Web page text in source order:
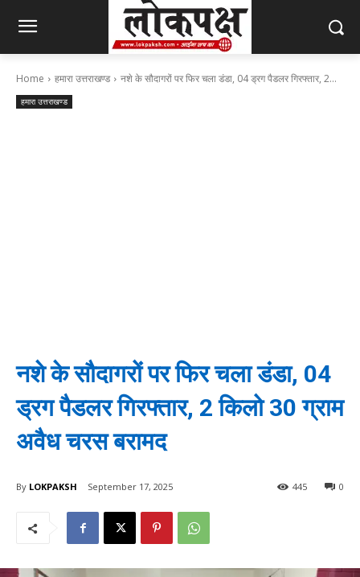
Home हमारा उत्तराखण्ड नशे के सौदागरों पर फिर चला डंडा, 04 ड्रग पैडलर गिरफ्तार, 2...
हमारा उत्तराखण्ड
नशे के सौदागरों पर फिर चला डंडा, 04
ड्रग पैडलर गिरफ्तार, 2 किलो 30 ग्राम
अवैध चरस बरामद
By LOKPAKSH September 17, 2025 0
445